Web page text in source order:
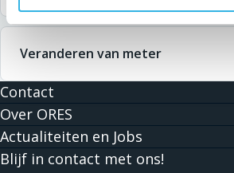
Veranderen van meter
Contact
Over ORES
Actualiteiten en Jobs
Blijf in contact met ons!